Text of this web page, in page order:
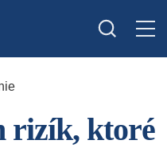
rizík, ktoré